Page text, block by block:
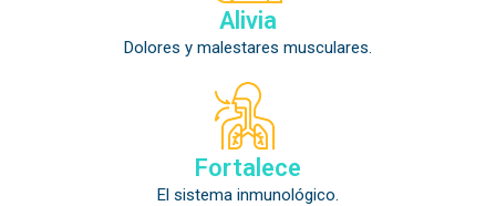
Alivia
Dolores y malestares musculares.
Fortalece
El sistema inmunológico.